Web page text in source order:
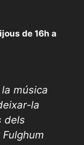
de 16h a
música
la
dels